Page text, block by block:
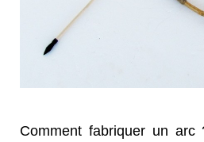
Comment fabriquer un arc